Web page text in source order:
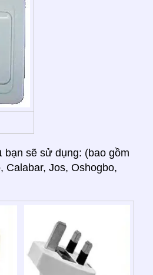
bạn sẽ sử dụng: (bao gồm
Calabar, Jos, Oshogbo,